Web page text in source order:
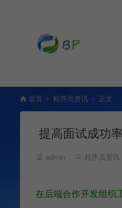
首页 程序员资讯 正文
提高面试成功
admin 程序员资讯
在后端合作开发组织